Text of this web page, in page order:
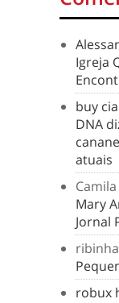
Igreja
buy
DNA
atuais
Mary
Jornal
ribinha
robux